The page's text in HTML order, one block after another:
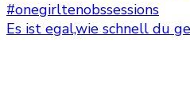
Es ist egal,wie schnell du